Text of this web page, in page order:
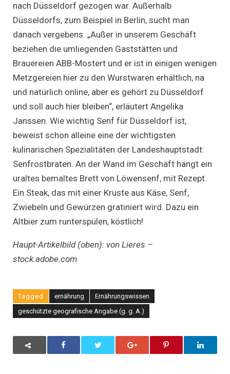
nach Düsseldorf gezogen war. Außerhalb
Düsseldorfs, zum Beispiel in Berlin, sucht man
danach vergebens. „Außer in unserem Geschäft
beziehen die umliegenden Gaststätten und
Brauereien ABB-Mostert und er ist in einigen wenigen
Metzgereien hier zu den Wurstwaren erhältlich, na
und natürlich online, aber es gehört zu Düsseldorf
und soll auch hier bleiben“, erläutert Angelika
Janssen. Wie wichtig Senf für Düsseldorf ist,
beweist schon alleine eine der wichtigsten
kulinarischen Spezialitäten der Landeshauptstadt:
Senfrostbraten. An der Wand im Geschäft hängt ein
uraltes bemaltes Brett von Löwensenf, mit Rezept.
Ein Steak, das mit einer Kruste aus Käse, Senf,
Zwiebeln und Gewürzen gratiniert wird. Dazu ein
Altbier zum runterspülen, köstlich!
Haupt-Artikelbild (oben): von Lieres –
stock.adobe.com
Tagged ernährung
Ernährungswissen
geschützte geografische Angabe (g. g. A.)